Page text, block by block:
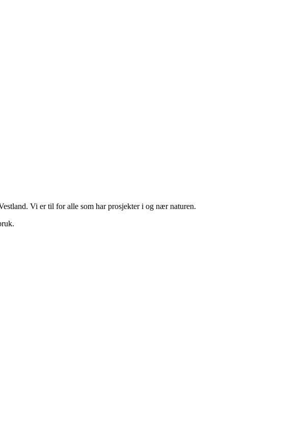
Vi er til for alle som har prosjekter i og nær naturen.